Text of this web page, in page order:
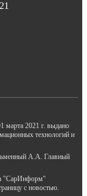
марта 2021 г. выдано
технологий и
А.А. Главный
"СарИнформ"
с новостью.